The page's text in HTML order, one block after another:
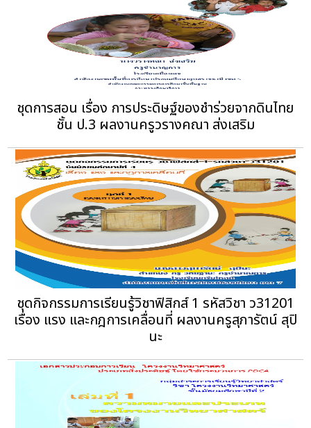
ชุดการสอน เรื่อง การประดิษฐ์ของชำร่วยจากดินไทย
ชั้น ป.3 ผลงานครูวรางคณา ส่งเสริม
ชุดกิจกรรมการเรียนรู้วิชาฟิสิกส์ 1 รหัสวิชา ว31201
เรื่อง แรง และกฎการเคลื่อนที่ ผลงานครูสุภารัตน์ สุปิ
นะ